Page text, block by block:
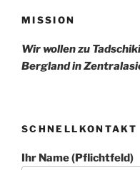
MISSION
Wir wollen zu
Bergland in
SCHNELLKONTAKT
Ihr Name (Pflichtfeld)